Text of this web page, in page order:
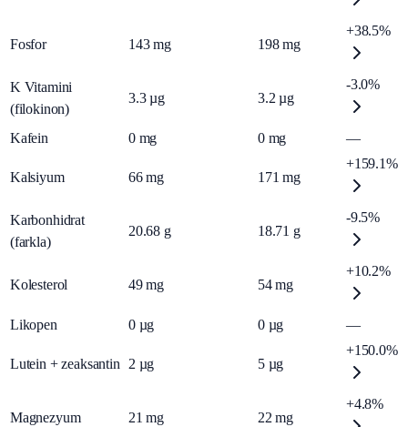
Fosfor 143 mg 198 mg
+38.5%
K Vitamini
(filokinon)
3.3 µg 3.2 µg
-3.0%
Kafein 0 mg 0 mg —
Kalsiyum 66 mg 171 mg
+159.1%
Karbonhidrat
(farkla)
20.68 g 18.71 g
-9.5%
Kolesterol 49 mg 54 mg
+10.2%
Likopen 0 µg 0 µg —
Lutein + zeaksantin 2 µg 5 µg
+150.0%
Magnezyum 21 mg 22 mg
+4.8%